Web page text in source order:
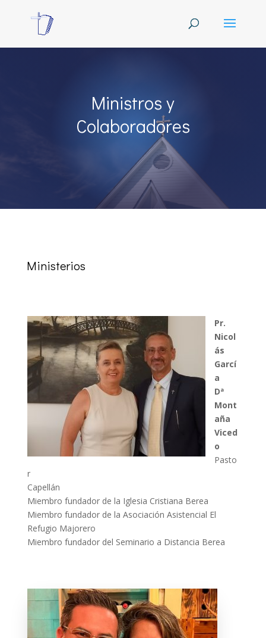
Ministros y
Colaboradores
Ministerios
Pr.
Nicol
ás
Garcí
a
Dª
Mont
aña
Viced
o
Pasto
r
Capellán
Miembro fundador de la Iglesia Cristiana Berea
Miembro fundador de la Asociación Asistencial El
Refugio Majorero
Miembro fundador del Seminario a Distancia Berea